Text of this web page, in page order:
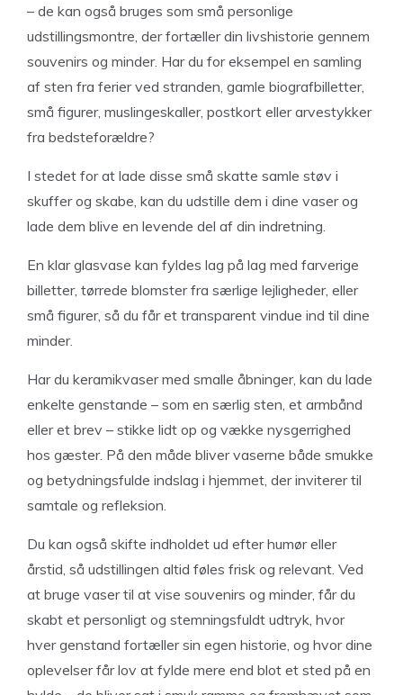
– de kan også bruges som små personlige
udstillingsmontre, der fortæller din livshistorie gennem
souvenirs og minder. Har du for eksempel en samling
af sten fra ferier ved stranden, gamle biografbilletter,
små figurer, muslingeskaller, postkort eller arvestykker
fra bedsteforældre?
I stedet for at lade disse små skatte samle støv i
skuffer og skabe, kan du udstille dem i dine vaser og
lade dem blive en levende del af din indretning.
En klar glasvase kan fyldes lag på lag med farverige
billetter, tørrede blomster fra særlige lejligheder, eller
små figurer, så du får et transparent vindue ind til dine
minder.
Har du keramikvaser med smalle åbninger, kan du lade
enkelte genstande – som en særlig sten, et armbånd
eller et brev – stikke lidt op og vække nysgerrighed
hos gæster. På den måde bliver vaserne både smukke
og betydningsfulde indslag i hjemmet, der inviterer til
samtale og refleksion.
Du kan også skifte indholdet ud efter humør eller
årstid, så udstillingen altid føles frisk og relevant. Ved
at bruge vaser til at vise souvenirs og minder, får du
skabt et personligt og stemningsfuldt udtryk, hvor
hver genstand fortæller sin egen historie, og hvor dine
oplevelser får lov at fylde mere end blot et sted på en